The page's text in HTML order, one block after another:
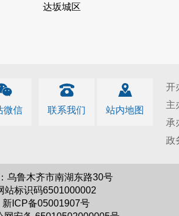
达坂城区
微信 联系我们 站内地图
开
主
承
政
乌鲁木齐市南湖东路30号
站标识码6501000002
新ICP备05001907号